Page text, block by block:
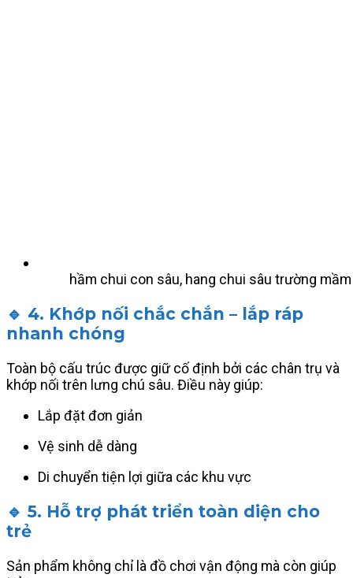
hầm chui con sâu, hang chui sâu trường
🔹 4. Khớp nối chắc chắn – lắp ráp
nhanh chóng
Toàn bộ cấu trúc được giữ cố định bởi các chân trụ và
khớp nối trên lưng chú sâu. Điều này giúp:
Lắp đặt đơn giản
Vệ sinh dễ dàng
Di chuyển tiện lợi giữa các khu vực
🔹 5. Hỗ trợ phát triển toàn diện cho
trẻ
Sản phẩm không chỉ là đồ chơi vận động mà còn giúp